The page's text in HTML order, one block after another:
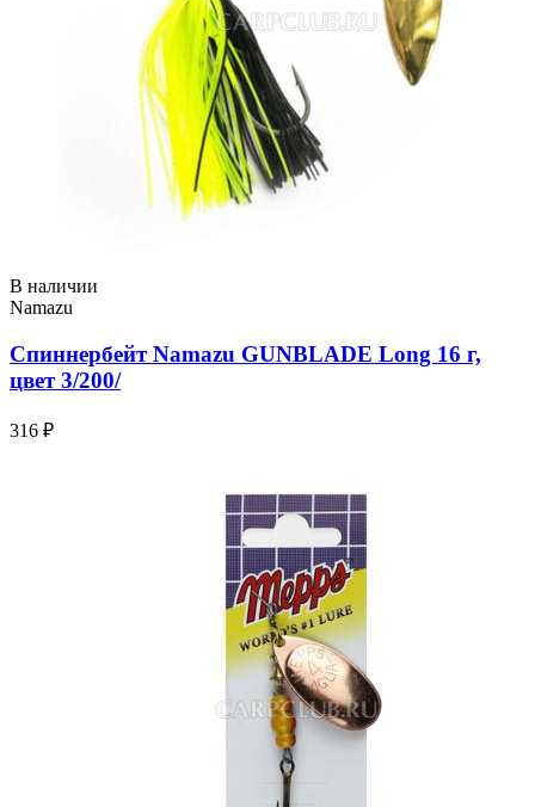
В наличии
Namazu
Спиннербейт Namazu GUNBLADE Long 16 г,
цвет 3/200/
316 ₽